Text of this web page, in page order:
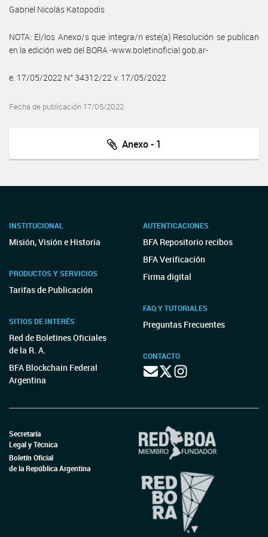
Gabriel Nicolás Katopodis
NOTA: El/los Anexo/s que integra/n este(a) Resolución se publican
en la edición web del BORA -www.boletinoficial.gob.ar-
e. 17/05/2022 N° 34312/22 v. 17/05/2022
Fecha de publicación 17/05/2022
Anexo - 1
INSTITUCIONAL
Misión, Visión e Historia
PRODUCTOS Y SERVICIOS
Tarifas de Publicación
SITIOS DE INTERÉS
Red de Boletines Oficiales
de la R. A.
BFA Blockchain Federal
Argentina
AUTENTICACIONES
BFA Repositorio recibos
BFA Verificación
Firma digital
FAQ Y TUTORIALES
Preguntas Frecuentes
CONTACTO
Secretaría
Legal y Técnica
Boletín Oficial
de la República Argentina